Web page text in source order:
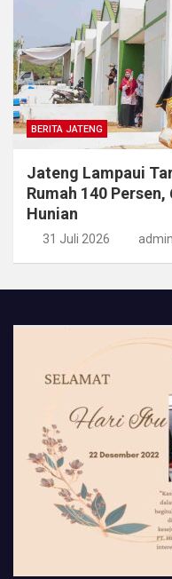
BERITA JATENG
Jateng Lampaui
Rumah 140
Hunian
31 Juli 2026 admin